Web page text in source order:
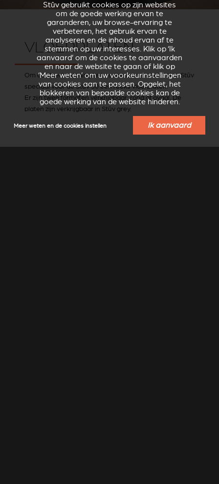
VLOERPLATEN
Om de vloerbekleding te beschermen, ontwikkelde Stûv
speciaal voor de Stûv 30 een reeks vloerplaten.
Er zijn twee formaten verkrijgbaar: rond of ovaal. De
platen zijn verkrijgbaar in Stûv grey.
Stûv gebruikt cookies op zijn websites
om de goede werking ervan te
garanderen, uw browse-ervaring te
verbeteren, het gebruik ervan te
analyseren en de inhoud ervan af te
stemmen op uw interesses. Klik op ‘Ik
aanvaard’ om de cookies te aanvaarden
en naar de website te gaan of klik op
‘Meer weten’ om uw voorkeurinstellingen
van cookies aan te passen. Opgelet, het
blokkeren van bepaalde cookies kan de
goede werking van de website hinderen.
Meer weten en de cookies instellen Ik aanvaard